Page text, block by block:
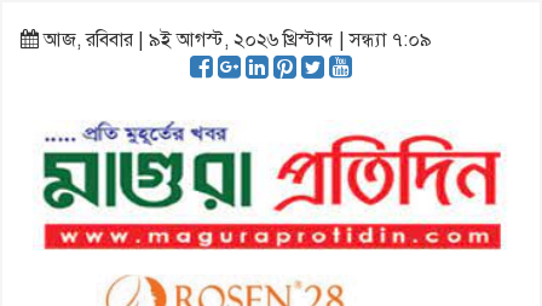
আজ, রবিবার | ৯ই আগস্ট, ২০২৬ খ্রিস্টাব্দ | সন্ধ্যা ৭:০৯